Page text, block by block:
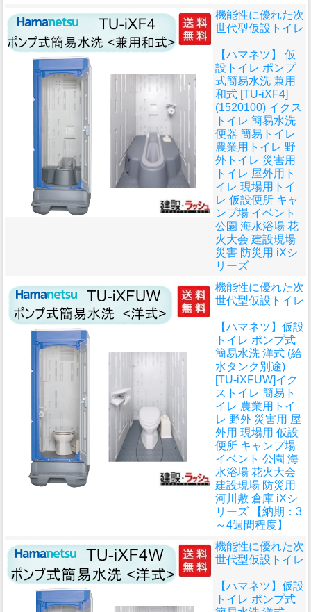
機能性に優れた次
世代型仮設トイレ
【ハマネツ】 仮
設トイレ ポンプ
式簡易水洗 兼用
和式 [TU-iXF4]
(1520100) イクス
トイレ 簡易水洗
便器 簡易トイレ
農業用トイレ 野
外トイレ 災害用
トイレ 屋外用ト
イレ 現場用トイ
レ 仮設便所 キャ
ンプ場 イベント
公園 海水浴場 花
火大会 建設現場
災害 防災用 iXシ
リーズ
機能性に優れた次
世代型仮設トイレ
【ハマネツ】仮設
トイレ ポンプ式
簡易水洗 洋式 (給
水タンク別途)
[TU-iXFUW]イク
ストイレ 簡易ト
イレ 農業用トイ
レ 野外 災害用 屋
外用 現場用 仮設
便所 キャンプ場
イベント 公園 海
水浴場 花火大会
建設現場 防災用
河川敷 倉庫 iXシ
リーズ 【納期：3
～4週間程度】
機能性に優れた次
世代型仮設トイレ
【ハマネツ】仮設
トイレ ポンプ式